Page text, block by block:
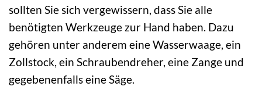
sollten Sie sich vergewissern, dass Sie alle
benötigten Werkzeuge zur Hand haben. Dazu
gehören unter anderem eine Wasserwaage, ein
Zollstock, ein Schraubendreher, eine Zange und
gegebenenfalls eine Säge.